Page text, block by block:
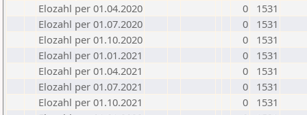
Elozahl per 01.04.2020
0
1531
Elozahl per 01.07.2020
0
1531
Elozahl per 01.10.2020
0
1531
Elozahl per 01.01.2021
0
1531
Elozahl per 01.04.2021
0
1531
Elozahl per 01.07.2021
0
1531
Elozahl per 01.10.2021
0
1531